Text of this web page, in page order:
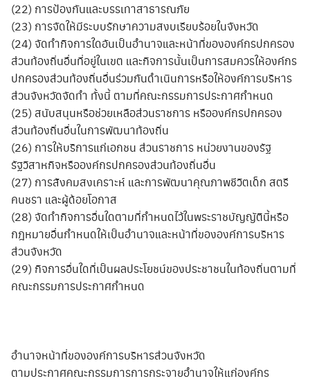
(22) การป้องกันและบรรเทาสาธารณภัย
(23) การจัดให้มีระบบรักษาความสงบเรียบร้อยในจังหวัด
(24) จัดทำกิจการใดอันเป็นอำนาจและหน้าที่ขององค์กรปกครอง
ส่วนท้องถิ่นอื่นที่อยู่ในเขต และกิจการนั้นเป็นการสมควรให้องค์กร
ปกครองส่วนท้องถิ่นอื่นร่วมกันดำเนินการหรือให้องค์การบริหาร
ส่วนจังหวัดจัดทำ ทั้งนี้ ตามที่คณะกรรมการประกาศกำหนด
(25) สนับสนุนหรือช่วยเหลือส่วนราชการ หรือองค์กรปกครอง
ส่วนท้องถิ่นอื่นในการพัฒนาท้องถิ่น
(26) การให้บริการแก่เอกชน ส่วนราชการ หน่วยงานของรัฐ
รัฐวิสาหกิจหรือองค์กรปกครองส่วนท้องถิ่นอื่น
(27) การสังคมสงเคราะห์ และการพัฒนาคุณภาพชีวิตเด็ก สตรี
คนชรา และผู้ด้อยโอกาส
(28) จัดทำกิจการอื่นใดตามที่กำหนดไว้ในพระราชบัญญัตินี้หรือ
กฎหมายอื่นกำหนดให้เป็นอำนาจและหน้าที่ขององค์การบริหาร
ส่วนจังหวัด
(29) กิจการอื่นใดที่เป็นผลประโยชน์ของประชาชนในท้องถิ่นตามที่
คณะกรรมการประกาศกำหนด
อำนาจหน้าที่ขององค์การบริหารส่วนจังหวัด
ตามประกาศคณะกรรมการการกระจายอำนาจให้แก่องค์กร